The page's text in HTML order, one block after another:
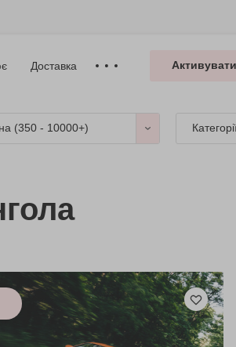
Доставка
(350 - 10000+)